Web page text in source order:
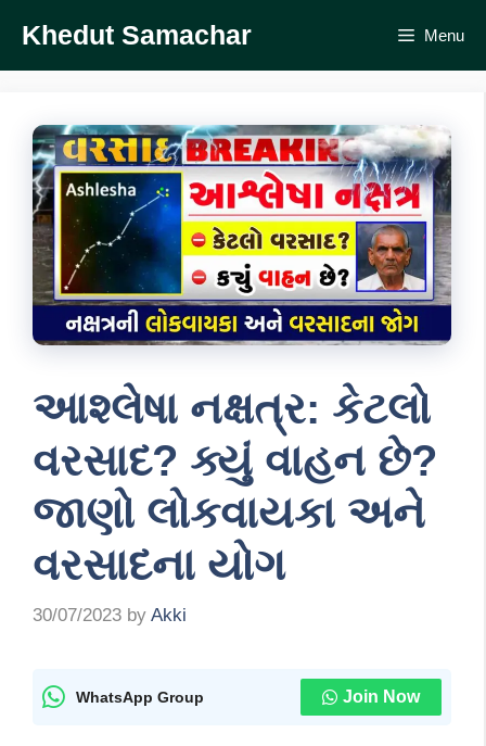
content
Khedut Samachar Menu
આશ્લેષા નક્ષત્ર: કેટલો
વરસાદ? ક્યું વાહન છે?
જાણો લોકવાયકા અને
વરસાદના યોગ
30/07/2023 by Akki
WhatsApp Group Join Now